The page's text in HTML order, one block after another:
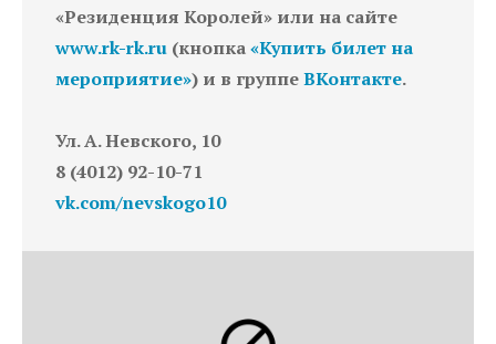
«Резиденция Королей» или на сайте
www.rk-rk.ru (кнопка«Купить билет на
мероприятие») и в группеВКонтакте.
Ул. А. Невского, 10
8 (4012) 92-10-71
vk.com/nevskogo10